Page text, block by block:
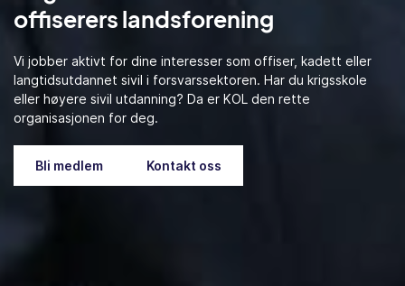
offiserers landsforening
Vi jobber aktivt for dine interesser som offiser, kadett eller
langtidsutdannet sivil i forsvarssektoren. Har du krigsskole
eller høyere sivil utdanning? Da er KOL den rette
organisasjonen for deg.
Bli medlem Kontakt oss